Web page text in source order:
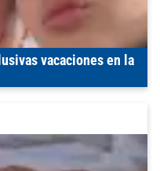
vacaciones en la